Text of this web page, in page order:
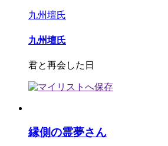
九州壇氏
九州壇氏
君と再会した日
縁側の霊夢さん